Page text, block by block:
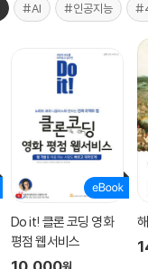
#AI #인공지능
Do it! 클론 코딩 영화
평점 웹서비스